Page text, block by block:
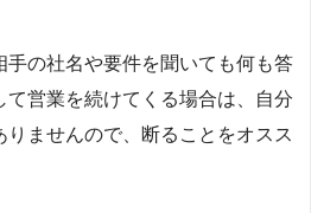
の社名や要件を聞いても何も答
て営業を続けてくる場合は、自分
ませんので、断ることをオスス